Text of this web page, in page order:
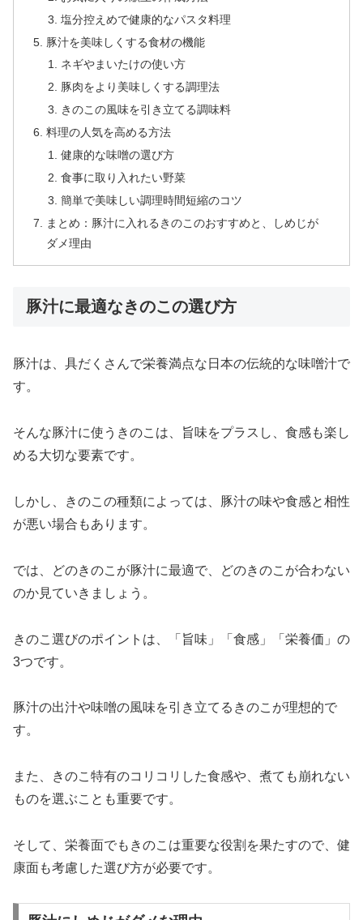
塩分控えめで健康的なパスタ料理
豚汁を美味しくする食材の機能
ネギやまいたけの使い方
豚肉をより美味しくする調理法
きのこの風味を引き立てる調味料
料理の人気を高める方法
健康的な味噌の選び方
食事に取り入れたい野菜
簡単で美味しい調理時間短縮のコツ
まとめ：豚汁に入れるきのこのおすすめと、しめじが
ダメ理由
豚汁に最適なきのこの選び方
豚汁は、具だくさんで栄養満点な日本の伝統的な味噌汁で
す。
そんな豚汁に使うきのこは、旨味をプラスし、食感も楽し
める大切な要素です。
しかし、きのこの種類によっては、豚汁の味や食感と相性
が悪い場合もあります。
では、どのきのこが豚汁に最適で、どのきのこが合わない
のか見ていきましょう。
きのこ選びのポイントは、「旨味」「食感」「栄養価」の
3つです。
豚汁の出汁や味噌の風味を引き立てるきのこが理想的で
す。
また、きのこ特有のコリコリした食感や、煮ても崩れない
ものを選ぶことも重要です。
そして、栄養面でもきのこは重要な役割を果たすので、健
康面も考慮した選び方が必要です。